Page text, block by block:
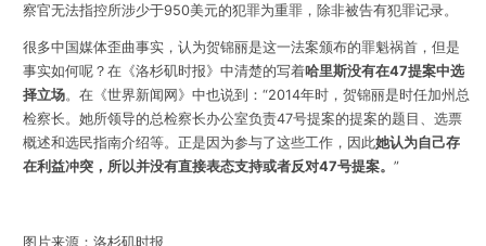
察官无法指控所涉少于950美元的犯罪为重罪，除非被告有犯罪记录。
很多中国媒体歪曲事实，认为贺锦丽是这一法案颁布的罪魁祸首，但是
事实如何呢？在《洛杉矶时报》中清楚的写着哈里斯没有在47提案中选
择立场。在《世界新闻网》中也说到：“2014年时，贺锦丽是时任加州总
检察长。她所领导的总检察长办公室负责47号提案的提案的题目、选票
概述和选民指南介绍等。正是因为参与了这些工作，因此她认为自己存
在利益冲突，所以并没有直接表态支持或者反对47号提案。 ”
图片来源：洛杉矶时报